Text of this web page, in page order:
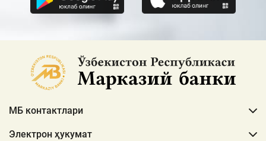
МБ контактлари
Электрон ҳукумат